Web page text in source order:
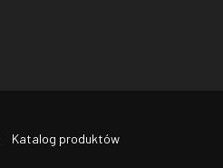
Katalog produktów